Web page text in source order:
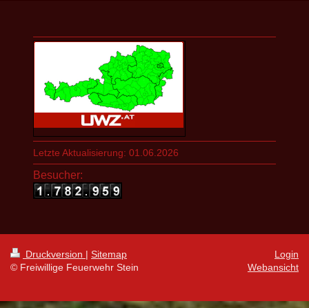
Letzte Aktualisierung: 01.06.2026
Besucher:
Druckversion | Sitemap
© Freiwillige Feuerwehr Stein
Login
Webansicht